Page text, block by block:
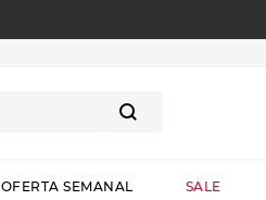
OFERTA SEMANAL SALE